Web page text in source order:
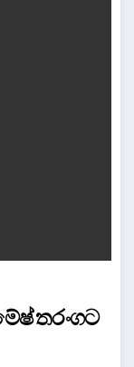
තරංගට